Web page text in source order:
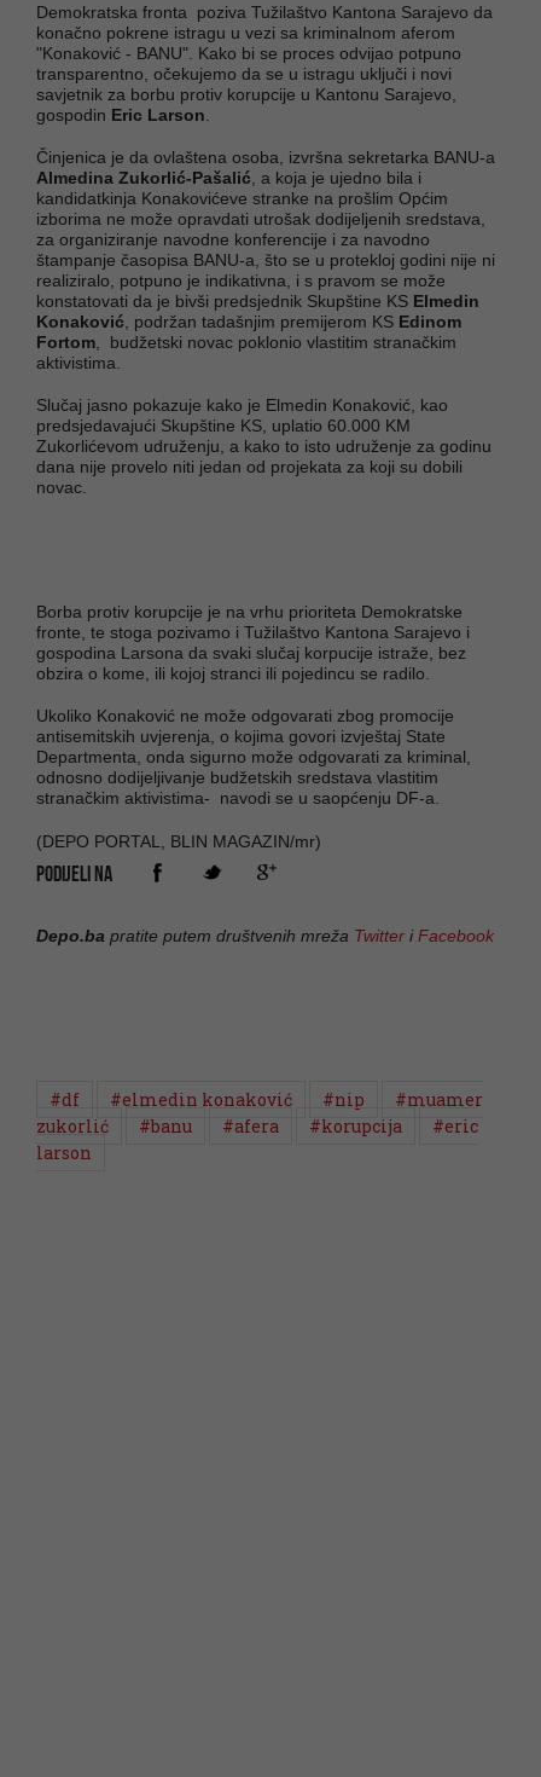
Demokratska fronta poziva Tužilaštvo Kantona Sarajevo da
konačno pokrene istragu u vezi sa kriminalnom aferom
"Konaković - BANU". Kako bi se proces odvijao potpuno
transparentno, očekujemo da se u istragu uključi i novi
savjetnik za borbu protiv korupcije u Kantonu Sarajevo,
gospodin Eric Larson
Činjenica je da ovlaštena osoba, izvršna sekretarka BANU-a
Almedina Zukorlić-Pašalić , a koja je ujedno bila i
kandidatkinja Konakovićeve stranke na prošlim Općim
izborima ne može opravdati utrošak dodijeljenih sredstava,
za organiziranje navodne konferencije i za navodno
štampanje časopisa BANU-a, što se u protekloj godini nije ni
realiziralo, potpuno je indikativna, i s pravom se može
konstatovati da je bivši predsjednik Skupštine KS Elmedin
Konaković , podržan tadašnjim premijerom KS Edinom
Fortom , budžetski novac poklonio vlastitim stranačkim
aktivistima.
Slučaj jasno pokazuje kako je Elmedin Konaković, kao
predsjedavajući Skupštine KS, uplatio 60.000 KM
Zukorlićevom udruženju, a kako to isto udruženje za godinu
dana nije provelo niti jedan od projekata za koji su dobili
novac.
Borba protiv korupcije je na vrhu prioriteta Demokratske
fronte, te stoga pozivamo i Tužilaštvo Kantona Sarajevo i
gospodina Larsona da svaki slučaj korpucije istraže, bez
obzira o kome, ili kojoj stranci ili pojedincu se radilo.
Ukoliko Konaković ne može odgovarati zbog promocije
antisemitskih uvjerenja, o kojima govori izvještaj State
Departmenta, onda sigurno može odgovarati za kriminal,
odnosno dodijeljivanje budžetskih sredstava vlastitim
stranačkim aktivistima- navodi se u saopćenju DF-a.
(DEPO PORTAL, BLIN MAGAZIN/mr)
PODIJELI NA
Depo.ba pratite putem društvenih mreža Twitter iFacebook
#df #elmedin konaković #nip
#muamer
zukorlić
#banu #afera #korupcija
#eric
larson